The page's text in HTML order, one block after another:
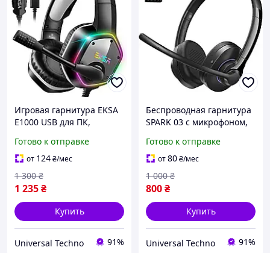
Игровая гарнитура EKSA
E1000 USB для ПК,
с шумоподавлением
микрофона/микрофона,
объемный звук 7.1, RGB
Готово к отправке
от 124₴/мес
1 235₴
1 300 ₴
Купить
Universal Techno 91%
Беспроводная гарнитура
SPARK 03 с микрофоном,
Headset для офиса,
компьютера, смартфонов
Готово к отправке
от80₴/мес
800₴
1 000 ₴
Купить
Universal Techno 91%